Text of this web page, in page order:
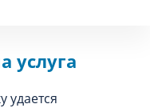
услуга
удается